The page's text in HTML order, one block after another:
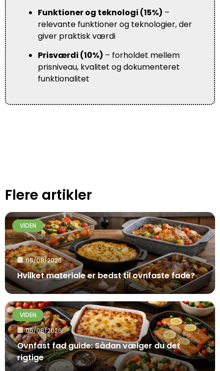
Funktioner og teknologi (15%) –
relevante funktioner og teknologier, der
giver praktisk værdi
Prisværdi (10%) – forholdet mellem
prisniveau, kvalitet og dokumenteret
funktionalitet
Flere artikler
VIDEN
05/08/2026
Hvilket materiale er bedst til ovnfaste fade?
VIDEN
05/08/2026
Ovnfast fad guide: Sådan vælger du det
rigtige